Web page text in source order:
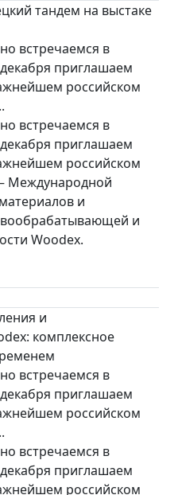
тандем на выстаке
встречаемся в
приглашаем
российском
встречаемся в
приглашаем
российском
Международной
и
и
Woodex.
и
комплексное
встречаемся в
приглашаем
российском
встречаемся в
приглашаем
российском